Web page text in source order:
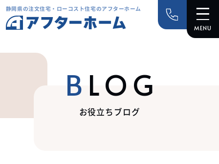
静岡県の注文住宅・ローコスト住宅のアフターホーム
BLOG
お役立ちブログ